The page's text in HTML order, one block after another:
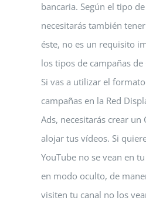
bancaria. Según el tipo
necesitarás también
éste, no es un requisito
los tipos de campañas de
Si vas a utilizar el
campañas en la Red
Ads, necesitarás crear un
alojar tus vídeos. Si
YouTube no se vean en
en modo oculto, de
visiten tu canal no los